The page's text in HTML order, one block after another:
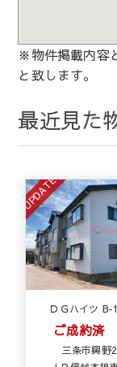
※物件掲載内容
と致します。
最近見た
UPDATE
ＤＧハイツ B-1
ご成約済
三条市興野